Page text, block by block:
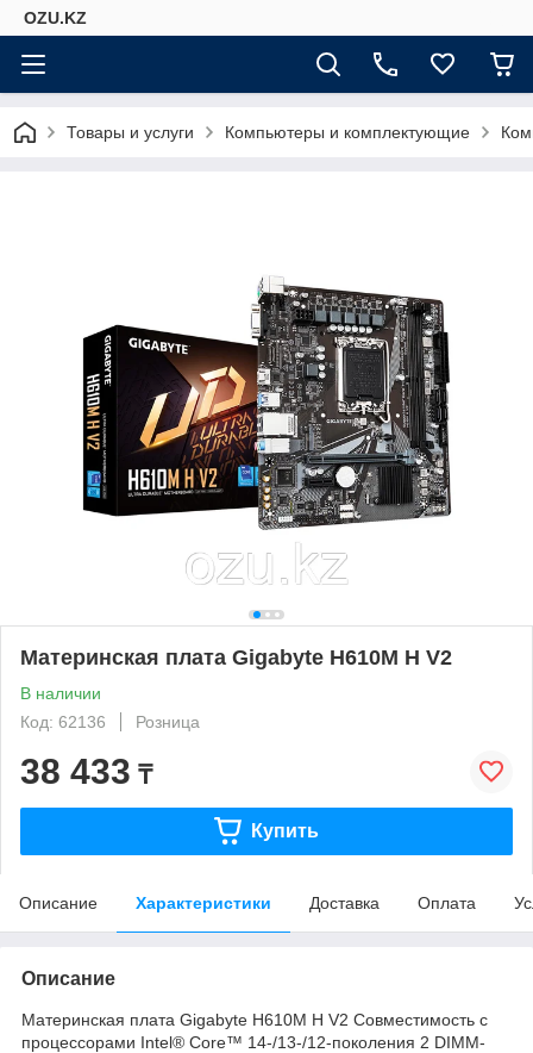
OZU.KZ
Товары и услуги Компьютеры и комплектующие
Материнская плата Gigabyte H610M H V2
В наличии
Код: 62136
Розница
38 433 ₸
Купить
Описание Характеристики Доставка Оплата
Описание
Материнская плата Gigabyte H610M H V2 Совместимость с
процессорами Intel® Core™ 14-/13-/12-поколения 2 DIMM-